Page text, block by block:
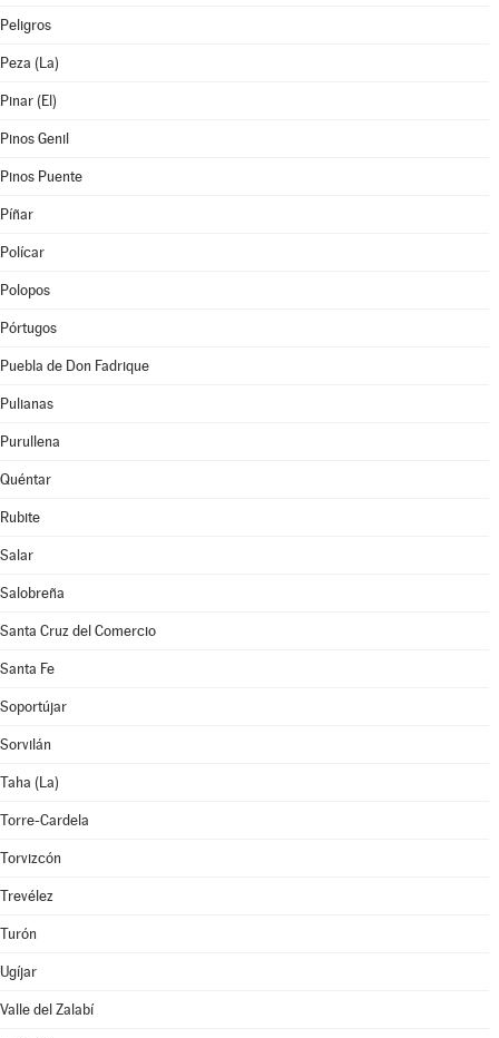
Peligros
Peza (La)
Pinar (El)
Pinos Genil
Pinos Puente
Píñar
Polícar
Polopos
Pórtugos
Puebla de Don Fadrique
Pulianas
Purullena
Quéntar
Rubite
Salar
Salobreña
Santa Cruz del Comercio
Santa Fe
Soportújar
Sorvilán
Taha (La)
Torre-Cardela
Torvizcón
Trevélez
Turón
Ugíjar
Valle del Zalabí